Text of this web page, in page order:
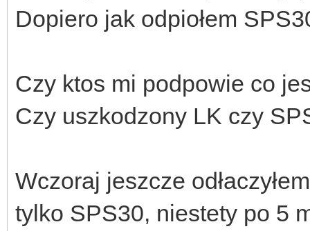
Dopiero jak odpiołem
Czy ktos mi podpowie co
Czy uszkodzony LK czy
Wczoraj jeszcze
tylko SPS30, niestety po 5